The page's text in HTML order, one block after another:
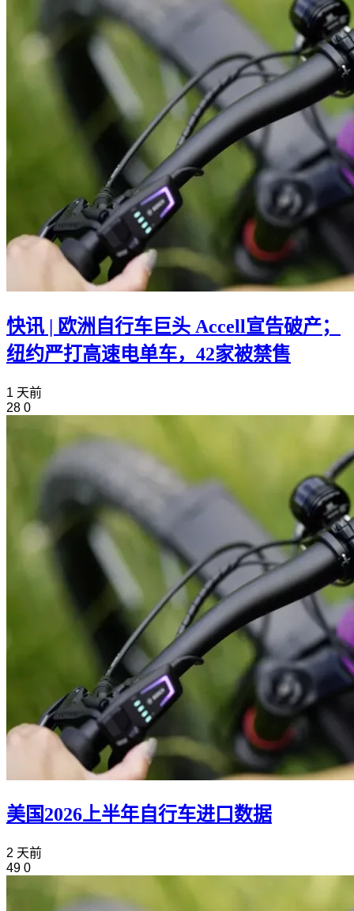
快讯 | 欧洲自行车巨头 Accell宣告破产；
纽约严打高速电单车，42家被禁售
1 天前
28 0
美国2026上半年自行车进口数据
2 天前
49 0